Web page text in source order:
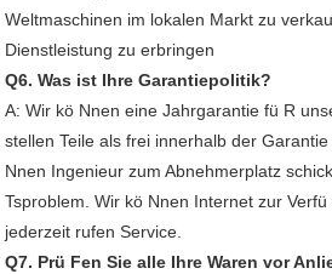
Weltmaschinen im lokalen Markt zu
Dienstleistung zu erbringen
Q6. Was ist Ihre Garantiepolitik?
A: Wir kö Nnen eine Jahrgarantie fü R
stellen Teile als frei innerhalb der
Nnen Ingenieur zum Abnehmerplatz
Tsproblem. Wir kö Nnen Internet zur
jederzeit rufen Service.
Q7. Prü Fen Sie alle Ihre Waren vor